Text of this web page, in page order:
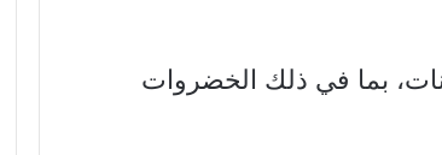
بما في ذلك الخضروات